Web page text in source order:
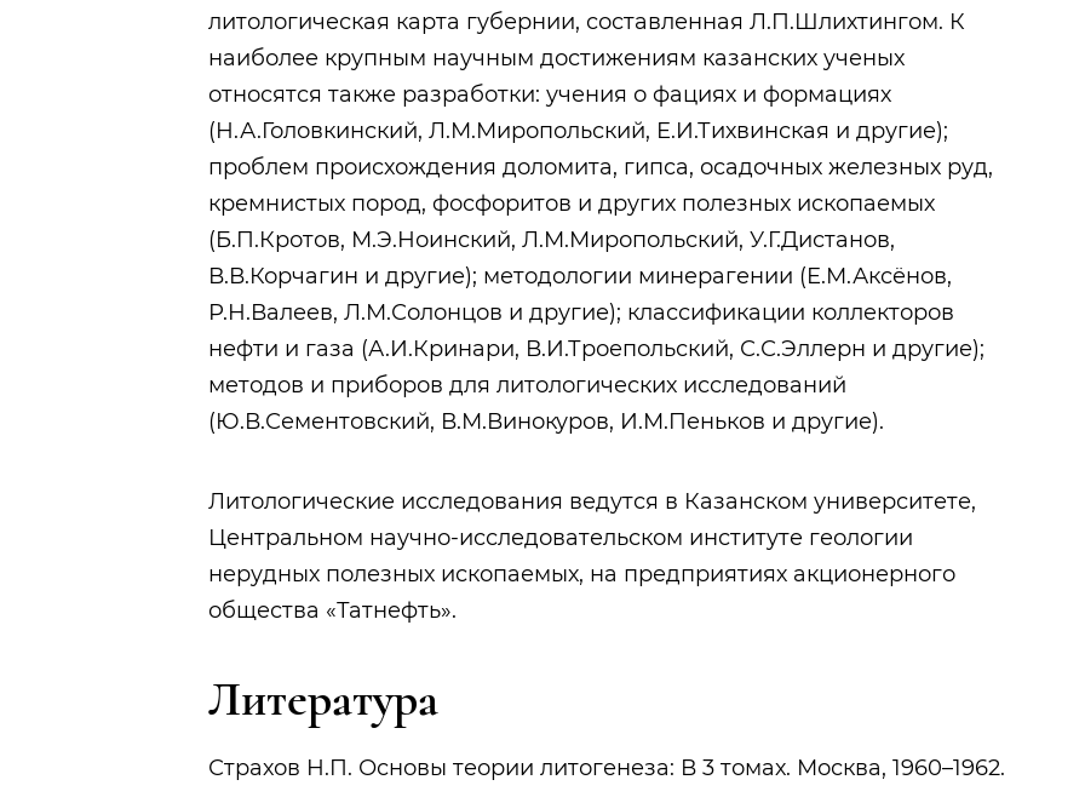
литологическая карта губернии, составленная Л.П.Шлихтингом. К
наиболее крупным научным достижениям казанских ученых
относятся также разработки: учения о фациях и формациях
(Н.А.Головкинский, Л.М.Миропольский, Е.И.Тихвинская и другие);
проблем происхождения доломита, гипса, осадочных железных руд,
кремнистых пород, фосфоритов и других полезных ископаемых
(Б.П.Кротов, М.Э.Ноинский, Л.М.Миропольский, У.Г.Дистанов,
В.В.Корчагин и другие); методологии минерагении (Е.М.Аксёнов,
Р.Н.Валеев, Л.М.Солонцов и другие); классификации коллекторов
нефти и газа (А.И.Кринари, В.И.Троепольский, С.С.Эллерн и другие);
методов и приборов для литологических исследований
(Ю.В.Сементовский, В.М.Винокуров, И.М.Пеньков и другие).
Литологические исследования ведутся в Казанском университете,
Центральном научно-исследовательском институте геологии
нерудных полезных ископаемых, на предприятиях акционерного
общества «Татнефть».
Литература
Страхов Н.П. Основы теории литогенеза: В 3 томах. Москва, 1960–1962.